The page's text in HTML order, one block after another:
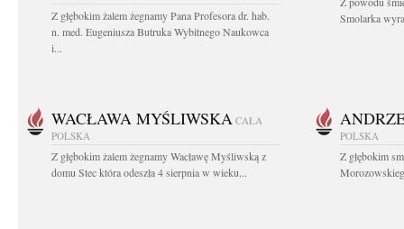
Z głębokim żalem żegnamy Pana Profesora dr. hab.
n. med. Eugeniusza Butruka Wybitnego Naukowca
i...
Smolarka
WACŁAWA MYŚLIWSKA CAŁA
POLSKA
Z głębokim żalem żegnamy Wacławę Myśliwską z
domu Stec która odeszła 4 sierpnia w wieku...
POLSKA
Z głębokim